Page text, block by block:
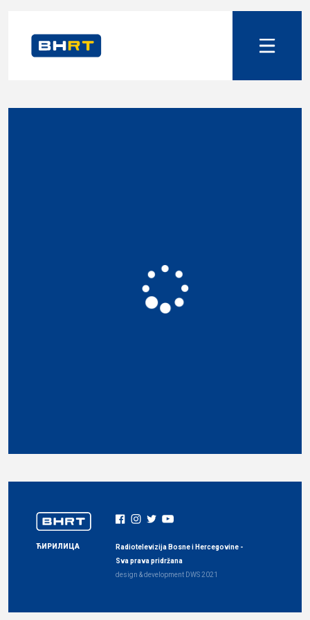
ЋИРИЛИЦА
Radiotelevizija Bosne i Hercegovine -
Sva prava pridržana
design & development DWS2021